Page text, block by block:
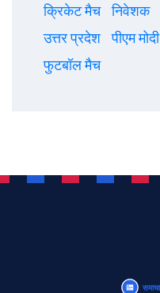
क्रिकेट मैच
निवेशक
उत्तर प्रदेश
पीएम मोदी
फुटबॉल मैच